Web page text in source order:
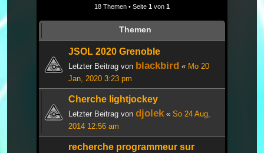
18 Themen • Seite 1 von 1
Themen
JSOL 2020 Grenoble
Letzter Beitrag von blackbird « Mo 20
Jan, 2020 3:23 pm
Cherche lightjockey
Letzter Beitrag von djolek« So 24 Aug,
2014 12:56 am
recherche programmeur sur